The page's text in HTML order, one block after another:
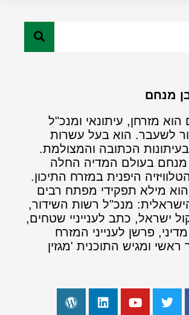
בן מנחם
הוא מזרחן, עיתונאי ומנכ"ל
לשעבר. הוא בעל עשרות
בעיתונות הכתובה והמצולמת.
מנחם בעולם המדיה החלה
היפנית במזרח התיכון.
מילא תפקידי מפתח רבים
מנכ"ל רשות השידור,
ישראל, כתב לענייניי שטחים,
פרשן לענייני המזרח
ראשי ומגיש התוכנית 'מגזין